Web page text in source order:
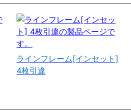
ラインフレーム[インセット]
4枚引違